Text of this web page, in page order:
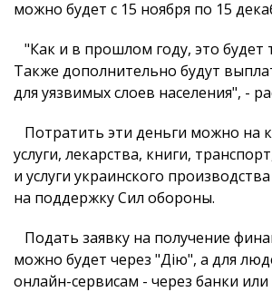
можно будет с 15 ноября по 15
"Как и в прошлом году, это будет
Также дополнительно будут
для уязвимых слоев населения", -
Потратить эти деньги можно на
услуги, лекарства, книги,
и услуги украинского
на поддержку Сил обороны.
Подать заявку на получение
можно будет через "Дію", а для
онлайн-сервисам - через банки или